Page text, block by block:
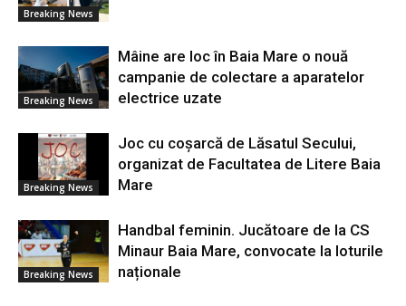
Breaking News
Breaking News
Mâine are loc în Baia Mare o nouă
campanie de colectare a aparatelor
electrice uzate
Breaking News
Joc cu coșarcă de Lăsatul Secului,
organizat de Facultatea de Litere Baia
Mare
Breaking News
Handbal feminin. Jucătoare de la CS
Minaur Baia Mare, convocate la loturile
naționale